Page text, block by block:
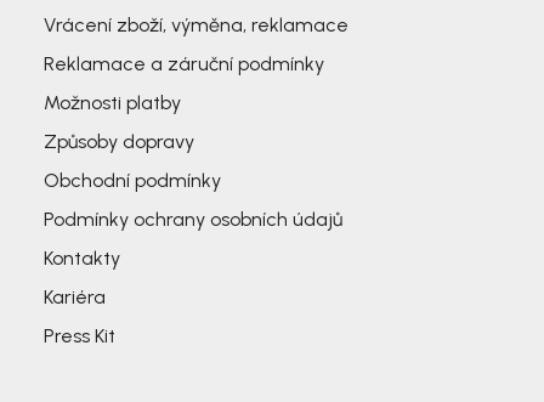
Vrácení zboží, výměna, reklamace
Reklamace a záruční podmínky
Možnosti platby
Způsoby dopravy
Obchodní podmínky
Podmínky ochrany osobních údajů
Kontakty
Kariéra
Press Kit